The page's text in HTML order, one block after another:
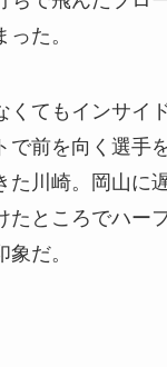
た。
てもインサイ
で前を向く選手
た川崎。岡山に
たところでハー
だ。